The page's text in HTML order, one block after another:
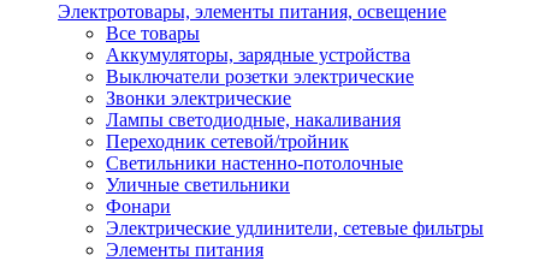
Электротовары, элементы питания, освещение
Все товары
Аккумуляторы, зарядные устройства
Выключатели розетки электрические
Звонки электрические
Лампы светодиодные, накаливания
Переходник сетевой/тройник
Светильники настенно-потолочные
Уличные светильники
Фонари
Электрические удлинители, сетевые фильтры
Элементы питания